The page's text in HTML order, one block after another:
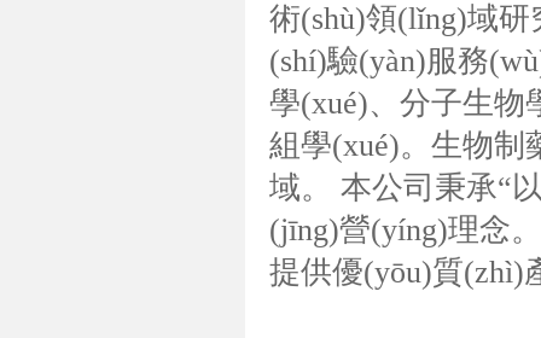
術(shù)領(lǐng)域
(shí)驗(yàn)服務
學(xué)、分子生物
組學(xué)。生物制
域。 本公司秉承“
(jīng)營(yíng)理念
提供優(yōu)質(zhì)